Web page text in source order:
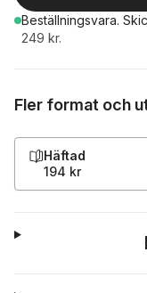
Beställningsvara.
249 kr.
Fler format och
Häftad
194 kr